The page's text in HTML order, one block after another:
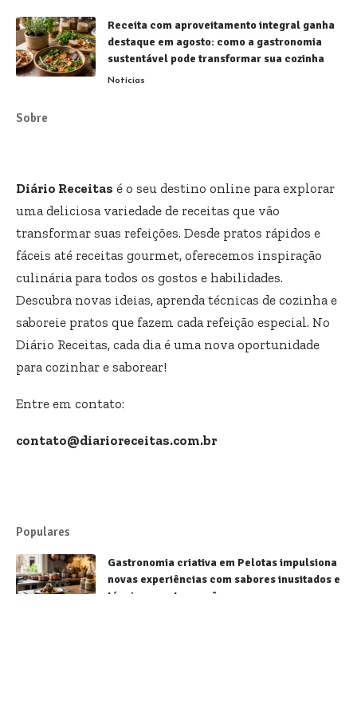
Receita com aproveitamento integral ganha
destaque em agosto: como a gastronomia
sustentável pode transformar sua cozinha
Notícias
Sobre
Diário Receitas é o seu destino online para explorar
uma deliciosa variedade de receitas que vão
transformar suas refeições. Desde pratos rápidos e
fáceis até receitas gourmet, oferecemos inspiração
culinária para todos os gostos e habilidades.
Descubra novas ideias, aprenda técnicas de cozinha e
saboreie pratos que fazem cada refeição especial. No
Diário Receitas, cada dia é uma nova oportunidade
para cozinhar e saborear!
Entre em contato:
contato@diarioreceitas.com.br
Populares
Gastronomia criativa em Pelotas impulsiona
novas experiências com sabores inusitados e
técnicas contemporâneas